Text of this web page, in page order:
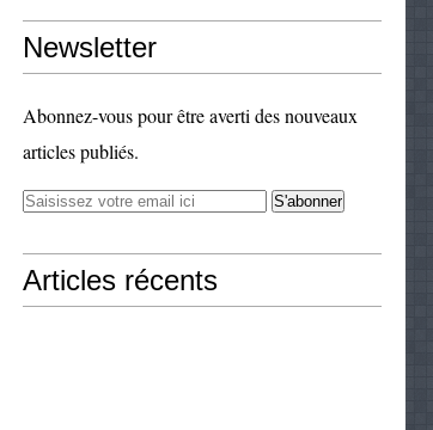
Newsletter
Abonnez-vous pour être averti des nouveaux
articles publiés.
Articles récents